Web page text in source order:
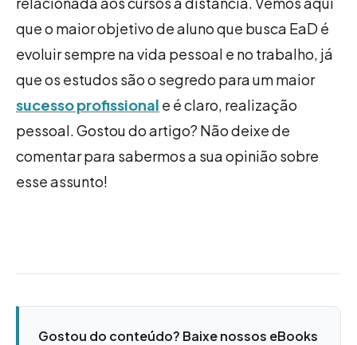
que o maior objetivo de aluno que busca EaD é
evoluir sempre na vida pessoal e no trabalho, já
que os estudos são o segredo para um maior
sucesso profissional e é claro, realização
pessoal. Gostou do artigo? Não deixe de
comentar para sabermos a sua opinião sobre
esse assunto!
Gostou do conteúdo? Baixe nossos eBooks